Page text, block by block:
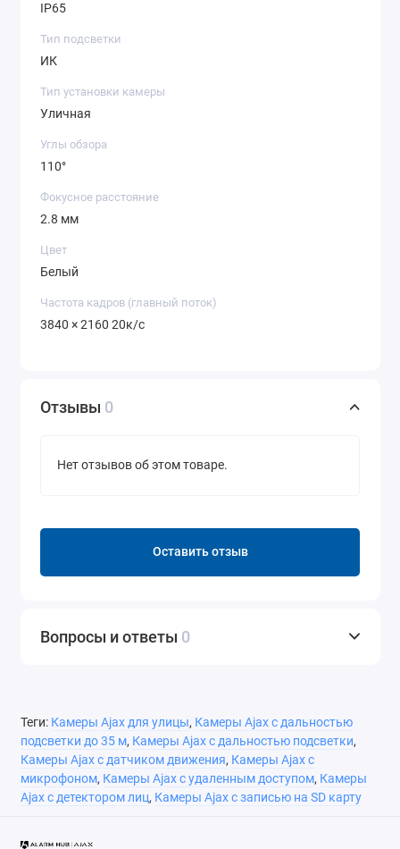
IP65
Тип подсветки
ИК
Тип установки камеры
Уличная
Углы обзора
110°
Фокусное расстояние
2.8 мм
Цвет
Белый
Частота кадров (главный поток)
3840 × 2160 20к/с
Отзывы 0
Нет отзывов об этом товаре.
Оставить отзыв
Вопросы и ответы 0
Теги: Камеры Ajax для улицы, Камеры Ajax с дальностью
подсветки до 35 м, Камеры Ajax с дальностью подсветки,
Камеры Ajax с датчиком движения, Камеры Ajax с
микрофоном, Камеры Ajax с удаленным доступом, Камеры
Ajax с детектором лиц, Камеры Ajax с записью на SD карту